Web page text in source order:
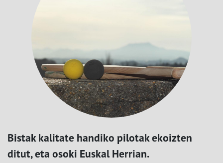
Bistak kalitate handiko pilotak ekoizten
ditut, eta osoki Euskal Herrian.